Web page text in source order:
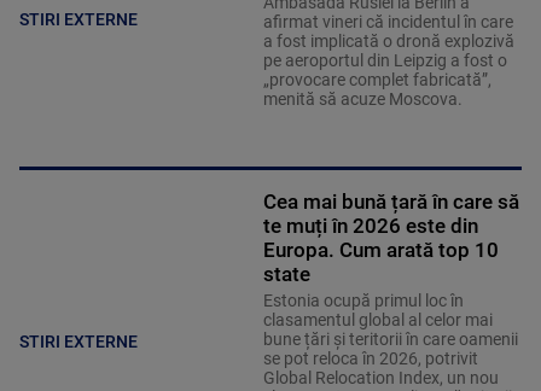
STIRI EXTERNE
afirmat vineri că incidentul în care
a fost implicată o dronă explozivă
pe aeroportul din Leipzig a fost o
„provocare complet fabricată”,
menită să acuze Moscova.
STIRI EXTERNE
Cea mai bună țară în care să
te muți în 2026 este din
Europa. Cum arată top 10
state
Estonia ocupă primul loc în
clasamentul global al celor mai
bune țări și teritorii în care oamenii
se pot reloca în 2026, potrivit
Global Relocation Index, un nou